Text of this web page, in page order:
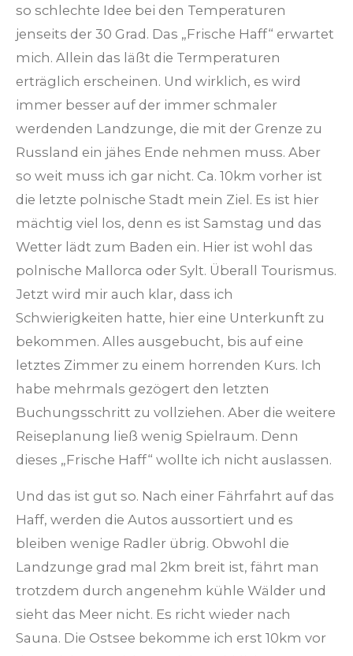
so schlechte Idee bei den Temperaturen
jenseits der 30 Grad. Das „Frische Haff“ erwartet
mich. Allein das läßt die Termperaturen
erträglich erscheinen. Und wirklich, es wird
immer besser auf der immer schmaler
werdenden Landzunge, die mit der Grenze zu
Russland ein jähes Ende nehmen muss. Aber
so weit muss ich gar nicht. Ca. 10km vorher ist
die letzte polnische Stadt mein Ziel. Es ist hier
mächtig viel los, denn es ist Samstag und das
Wetter lädt zum Baden ein. Hier ist wohl das
polnische Mallorca oder Sylt. Überall Tourismus.
Jetzt wird mir auch klar, dass ich
Schwierigkeiten hatte, hier eine Unterkunft zu
bekommen. Alles ausgebucht, bis auf eine
letztes Zimmer zu einem horrenden Kurs. Ich
habe mehrmals gezögert den letzten
Buchungsschritt zu vollziehen. Aber die weitere
Reiseplanung ließ wenig Spielraum. Denn
dieses „Frische Haff“ wollte ich nicht auslassen.
Und das ist gut so. Nach einer Fährfahrt auf das
Haff, werden die Autos aussortiert und es
bleiben wenige Radler übrig. Obwohl die
Landzunge grad mal 2km breit ist, fährt man
trotzdem durch angenehm kühle Wälder und
sieht das Meer nicht. Es richt wieder nach
Sauna. Die Ostsee bekomme ich erst 10km vor